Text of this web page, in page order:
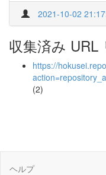
2021-10-02
収集済み URL
https://
(2)
ヘルプ